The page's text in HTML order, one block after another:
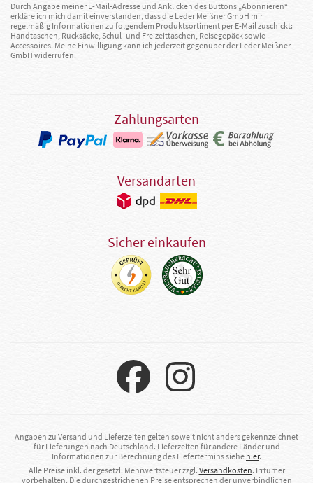
Durch Angabe meiner E-Mail-Adresse und Anklicken des Buttons „Abonnieren“
erkläre ich mich damit einverstanden, dass die Leder Meißner GmbH mir
regelmäßig Informationen zu folgendem Produktsortiment per E-Mail zuschickt:
Handtaschen, Rucksäcke, Schul- und Freizeittaschen, Reisegepäck sowie
Accessoires. Meine Einwilligung kann ich jederzeit gegenüber der Leder Meißner
GmbH widerrufen.
Zahlungsarten
Versandarten
Sicher einkaufen
Angaben zu Versand und Lieferzeiten gelten soweit nicht anders gekennzeichnet
für Lieferungen nach Deutschland. Lieferzeiten für andere Länder und
Informationen zur Berechnung des Liefertermins siehe hier.
Alle Preise inkl. der gesetzl. Mehrwertsteuer zzgl. Versandkosten. Irrtümer
vorbehalten. Die durchgestrichenen Preise entsprechen der unverbindlichen